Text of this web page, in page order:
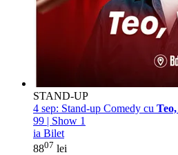
STAND-UP
4 sep: Stand-up Comedy cu
99 | Show 1
ia Bilet
8807 lei